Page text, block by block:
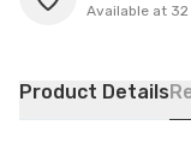
Available at
Product Details